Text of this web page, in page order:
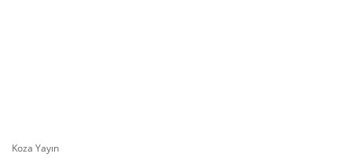
Koza Yayın